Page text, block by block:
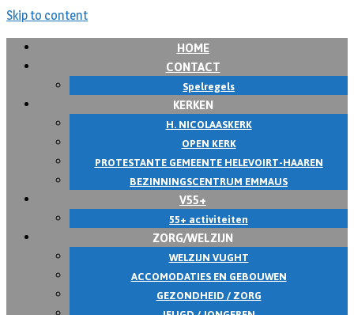
Skip to content
HOME
CONTACT
Spelregels
KERKEN
H. NICOLAASKERK
OPEN KERK
PROTESTANTE GEMEENTE HELEVOIRT-HAAREN
BEZINNINGSCENTRUM EMMAUS
V55+
55+ activiteiten
ZORG/WELZIJN
WELZIJN VUGHT
ACCOMODATIES EN GEBOUWEN
GEZONDHEID / ZORG